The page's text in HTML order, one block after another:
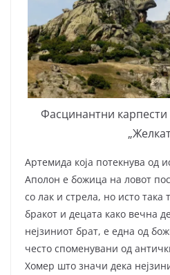
Фасцинантни
Артемида која потекнува од
Аполон е божица на ловот
со лак и стрела, но исто
бракот и децата како вечна
нејзиниот брат, е една од
често спомену­вани од
Хомер што значи дека